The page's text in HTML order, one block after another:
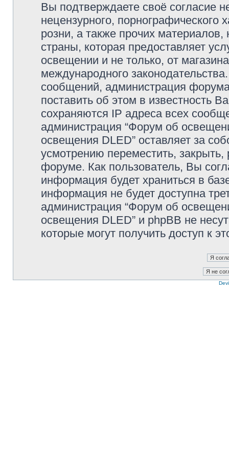
Вы подтверждаете своё согласие
нецензурного, порнографического
розни, а также прочих
страны, которая предоставляет
освещении и не только, от
международного
сообщений, администрация
поставить об этом в известность
сохраняются IP адреса всех
администрация “Форум об
освещения DLED” оставляет за
усмотрению переместить,
форуме. Как пользователь, Вы
информация будет храниться в
информация не будет доступна
администрация “Форум об
освещения DLED” и phpBB не
которые могут получить доступ к